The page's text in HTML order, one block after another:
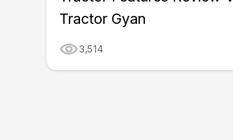
Tractor Gyan
3,514